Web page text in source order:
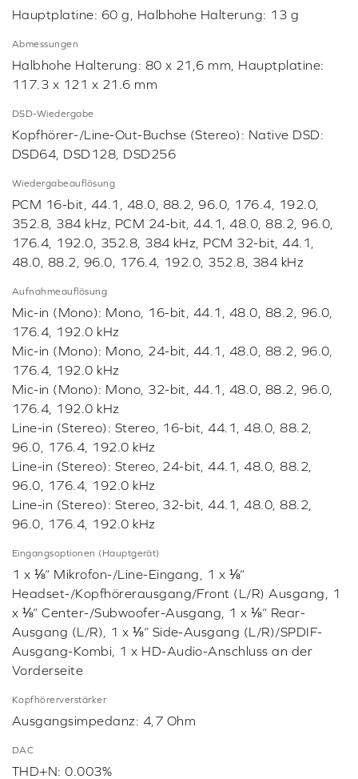
Hauptplatine: 60 g, Halbhohe Halterung: 13 g
Abmessungen
Halbhohe Halterung: 80 x 21,6 mm, Hauptplatine:
117.3 x 121 x 21.6 mm
DSD-Wiedergabe
Kopfhörer-/Line-Out-Buchse (Stereo): Native DSD:
DSD64, DSD128, DSD256
Wiedergabeauflösung
PCM 16-bit, 44.1, 48.0, 88.2, 96.0, 176.4, 192.0,
352.8, 384 kHz, PCM 24-bit, 44.1, 48.0, 88.2, 96.0,
176.4, 192.0, 352.8, 384 kHz, PCM 32-bit, 44.1,
48.0, 88.2, 96.0, 176.4, 192.0, 352.8, 384 kHz
Aufnahmeauflösung
Mic-in (Mono): Mono, 16-bit, 44.1, 48.0, 88.2, 96.0,
176.4, 192.0 kHz
Mic-in (Mono): Mono, 24-bit, 44.1, 48.0, 88.2, 96.0,
176.4, 192.0 kHz
Mic-in (Mono): Mono, 32-bit, 44.1, 48.0, 88.2, 96.0,
176.4, 192.0 kHz
Line-in (Stereo): Stereo, 16-bit, 44.1, 48.0, 88.2,
96.0, 176.4, 192.0 kHz
Line-in (Stereo): Stereo, 24-bit, 44.1, 48.0, 88.2,
96.0, 176.4, 192.0 kHz
Line-in (Stereo): Stereo, 32-bit, 44.1, 48.0, 88.2,
96.0, 176.4, 192.0 kHz
Eingangsoptionen (Hauptgerät)
1 x ⅛“ Mikrofon-/Line-Eingang, 1 x ⅛“
Headset-/Kopfhörerausgang/Front (L/R) Ausgang, 1
x ⅛“ Center-/Subwoofer-Ausgang, 1 x ⅛“ Rear-
Ausgang (L/R), 1 x ⅛“ Side-Ausgang (L/R)/SPDIF-
Ausgang-Kombi, 1 x HD-Audio-Anschluss an der
Vorderseite
Kopfhörerverstärker
Ausgangsimpedanz: 4,7 Ohm
DAC
THD+N: 0.003%